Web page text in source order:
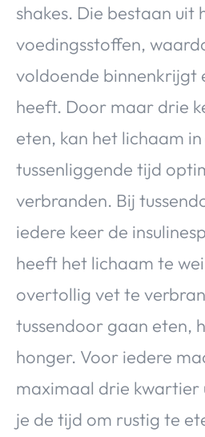
shakes. Die bestaan
voedingsstoffen,
voldoende binnenkrijgt
heeft. Door maar drie
eten, kan het lichaam
tussenliggende tijd
verbranden. Bij
iedere keer de
heeft het lichaam te
overtollig vet te
tussendoor gaan eten,
honger. Voor iedere
maximaal drie kwartier
je de tijd om rustig te